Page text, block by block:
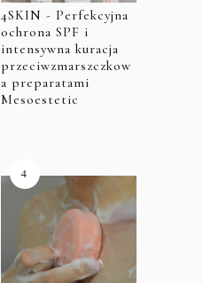
4SKIN - Perfekcyjna
ochrona SPF i
intensywna kuracja
przeciwzmarszczkow
a preparatami
Mesoestetic